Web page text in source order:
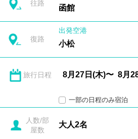
往路 函館
復路
出発空港
小松
旅行日程
一部の日程のみ宿泊
人数/部
屋数